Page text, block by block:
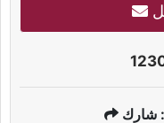
شارك :